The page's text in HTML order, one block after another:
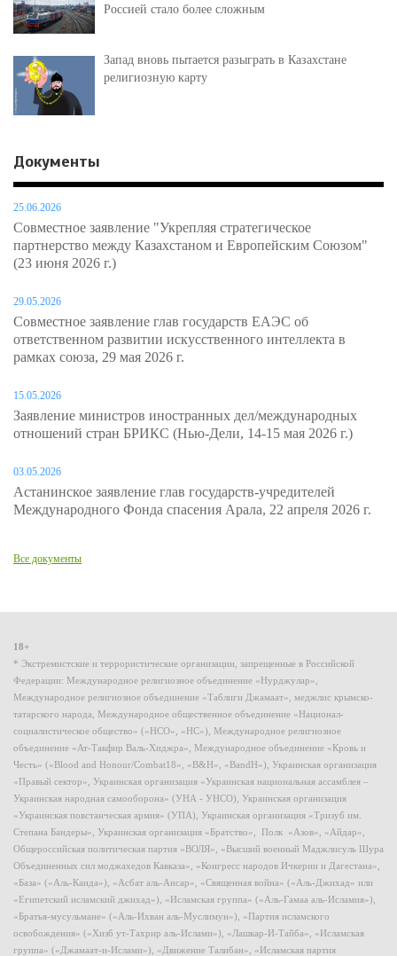
Россией стало более сложным
Запад вновь пытается разыграть в Казахстане
религиозную карту
Документы
25.06.2026
Совместное заявление "Укрепляя стратегическое
партнерство между Казахстаном и Европейским Союзом"
(23 июня 2026 г.)
29.05.2026
Совместное заявление глав государств ЕАЭС об
ответственном развитии искусственного интеллекта в
рамках союза, 29 мая 2026 г.
15.05.2026
Заявление министров иностранных дел/международных
отношений стран БРИКС (Нью-Дели, 14-15 мая 2026 г.)
03.05.2026
Астанинское заявление глав государств-учредителей
Международного Фонда спасения Арала, 22 апреля 2026 г.
Все документы
18+
* Экстремистские и террористические организации, запрещенные в Российской
Федерации: Международное религиозное объединение «Нурджулар»,
Международное религиозное объединение «Таблиги Джамаат», меджлис крымско-
татарского народа, Международное общественное объединение «Национал-
социалистическое общество» («НСО», «НС»), Международное религиозное
объединение «Ат-Такфир Валь-Хиджра», Международное объединение «Кровь и
Честь» («Blood and Honour/Combat18», «B&H», «BandH»), Украинская организация
«Правый сектор», Украинская организация «Украинская национальная ассамблея –
Украинская народная самооборона» (УНА - УНСО), Украинская организация
«Украинская повстанческая армия» (УПА), Украинская организация «Тризуб им.
Степана Бандеры», Украинская организация «Братство», Полк «Азов», «Айдар»,
Общероссийская политическая партия «ВОЛЯ», «Высший военный Маджлисуль Шура
Объединенных сил моджахедов Кавказа», «Конгресс народов Ичкерии и Дагестана»,
«База» («Аль-Каида»), «Асбат аль-Ансар», «Священная война» («Аль-Джихад» или
«Египетский исламский джихад»), «Исламская группа» («Аль-Гамаа аль-Исламия»),
«Братья-мусульмане» («Аль-Ихван аль-Муслимун»), «Партия исламского
освобождения» («Хизб ут-Тахрир аль-Ислами»), «Лашкар-И-Тайба», «Исламская
группа» («Джамаат-и-Ислами»), «Движение Талибан», «Исламская партия